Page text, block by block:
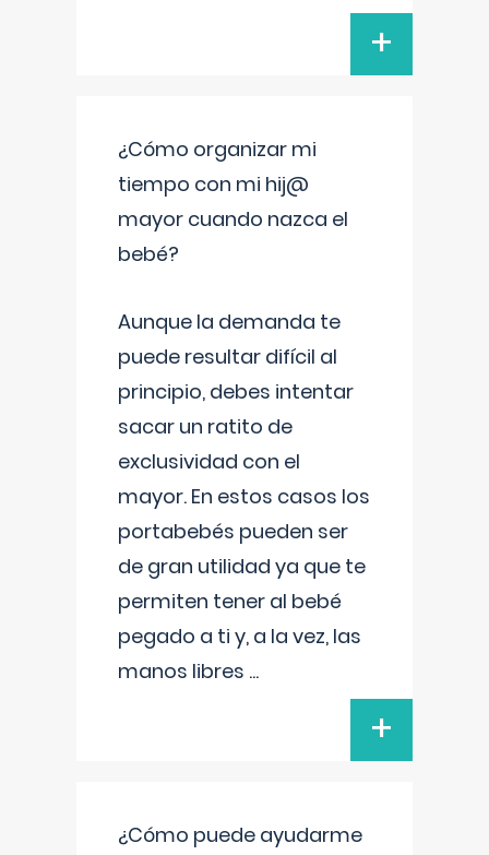
+
¿Cómo organizar mi
tiempo con mi hij@
mayor cuando nazca el
bebé?
Aunque la demanda te
puede resultar difícil al
principio, debes intentar
sacar un ratito de
exclusividad con el
mayor. En estos casos los
portabebés pueden ser
de gran utilidad ya que te
permiten tener al bebé
pegado a ti y, a la vez, las
manos libres ...
+
¿Cómo puede ayudarme